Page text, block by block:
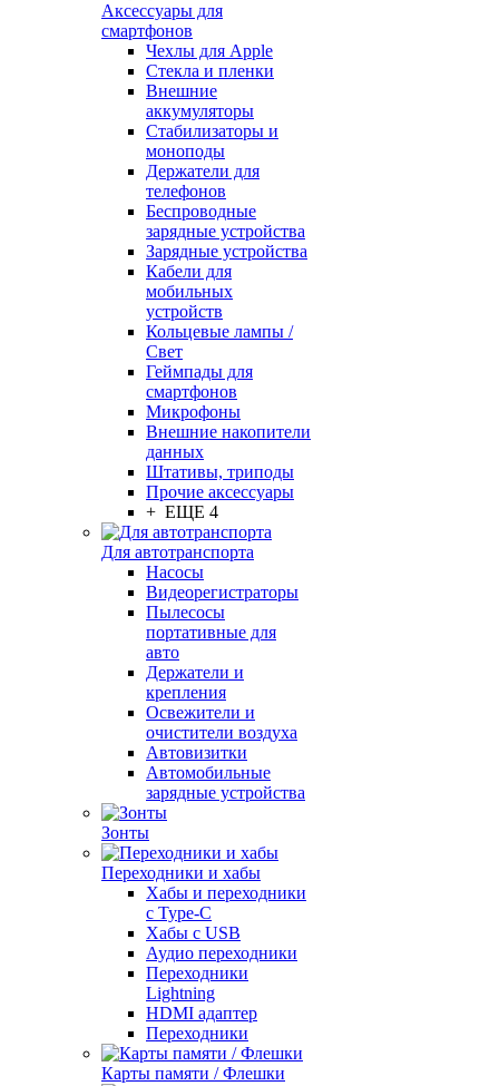
Аксессуары для
смартфонов
Чехлы для Apple
Стекла и пленки
Внешние
аккумуляторы
Стабилизаторы и
моноподы
Держатели для
телефонов
Беспроводные
зарядные устройства
Зарядные устройства
Кабели для
мобильных
устройств
Кольцевые лампы /
Свет
Геймпады для
смартфонов
Микрофоны
Внешние накопители
данных
Штативы, триподы
Прочие аксессуары
+ ЕЩЕ 4
Для автотранспорта
Насосы
Видеорегистраторы
Пылесосы
портативные для
авто
Держатели и
крепления
Освежители и
очистители воздуха
Автовизитки
Автомобильные
зарядные устройства
Зонты
Переходники и хабы
Хабы и переходники
с Type-C
Хабы с USB
Аудио переходники
Переходники
Lightning
HDMI адаптер
Переходники
Карты памяти / Флешки